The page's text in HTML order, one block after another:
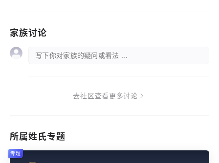
家族讨论
写下你对家族的疑问或看法 ...
去社区查看更多讨论
所属姓氏专题
专题